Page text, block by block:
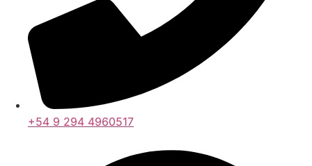
+54 9 294 4960517